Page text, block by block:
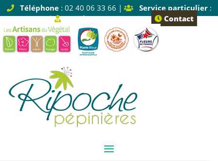
Téléphone: 02 40 06 33 66 | Service particulier:
Tapez 1 |
Service pro: Tapez 2 Contact